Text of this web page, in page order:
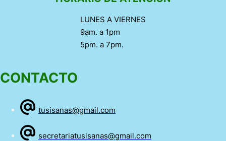
LUNES A VIERNES
9am. a 1pm
5pm. a 7pm.
CONTACTO
tusisanas@gmail.com
secretariatusisanas@gmail.com